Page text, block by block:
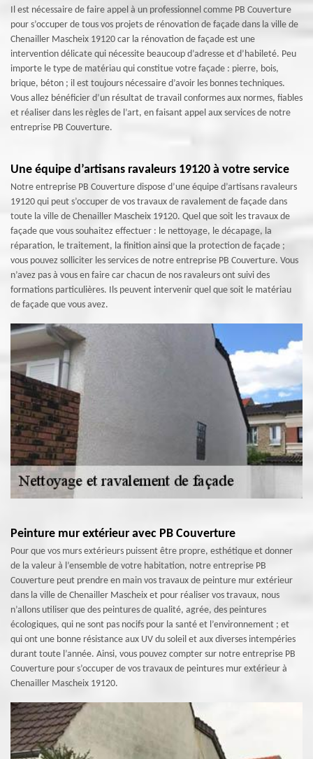
Il est nécessaire de faire appel à un professionnel comme PB Couverture
pour s’occuper de tous vos projets de rénovation de façade dans la ville de
Chenailler Mascheix 19120 car la rénovation de façade est une
intervention délicate qui nécessite beaucoup d’adresse et d’habileté. Peu
importe le type de matériau qui constitue votre façade : pierre, bois,
brique, béton ; il est toujours nécessaire d’avoir les bonnes techniques.
Vous allez bénéficier d’un résultat de travail conformes aux normes, fiables
et réaliser dans les règles de l’art, en faisant appel aux services de notre
entreprise PB Couverture.
Une équipe d’artisans ravaleurs 19120 à votre service
Notre entreprise PB Couverture dispose d’une équipe d’artisans ravaleurs
19120 qui peut s’occuper de vos travaux de ravalement de façade dans
toute la ville de Chenailler Mascheix 19120. Quel que soit les travaux de
façade que vous souhaitez effectuer : le nettoyage, le décapage, la
réparation, le traitement, la finition ainsi que la protection de façade ;
vous pouvez solliciter les services de notre entreprise PB Couverture. Vous
n’avez pas à vous en faire car chacun de nos ravaleurs ont suivi des
formations particulières. Ils peuvent intervenir quel que soit le matériau
de façade que vous avez.
Peinture mur extérieur avec PB Couverture
Pour que vos murs extérieurs puissent être propre, esthétique et donner
de la valeur à l’ensemble de votre habitation, notre entreprise PB
Couverture peut prendre en main vos travaux de peinture mur extérieur
dans la ville de Chenailler Mascheix et pour réaliser vos travaux, nous
n’allons utiliser que des peintures de qualité, agrée, des peintures
écologiques, qui ne sont pas nocifs pour la santé et l’environnement ; et
qui ont une bonne résistance aux UV du soleil et aux diverses intempéries
durant toute l’année. Ainsi, vous pouvez compter sur notre entreprise PB
Couverture pour s’occuper de vos travaux de peintures mur extérieur à
Chenailler Mascheix 19120.